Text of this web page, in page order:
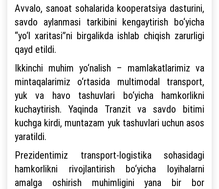
Avvalo, sanoat sohalarida kooperatsiya dasturini,
savdo aylanmasi tarkibini kengaytirish bo‘yicha
“yo‘l xaritasi”ni birgalikda ishlab chiqish zarurligi
qayd etildi.
Ikkinchi muhim yo‘nalish – mamlakatlarimiz va
mintaqalarimiz o‘rtasida multimodal transport,
yuk va havo tashuvlari bo‘yicha hamkorlikni
kuchaytirish. Yaqinda Tranzit va savdo bitimi
kuchga kirdi, muntazam yuk tashuvlari uchun asos
yaratildi.
Prezidentimiz transport-logistika sohasidagi
hamkorlikni rivojlantirish bo‘yicha loyihalarni
amalga oshirish muhimligini yana bir bor